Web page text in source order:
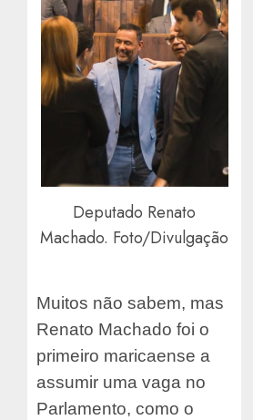
Deputado Renato
Machado. Foto/Divulgação
Muitos não sabem, mas
Renato Machado foi o
primeiro maricaense a
assumir uma vaga no
Parlamento, como o